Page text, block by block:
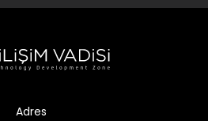
EN
Adres